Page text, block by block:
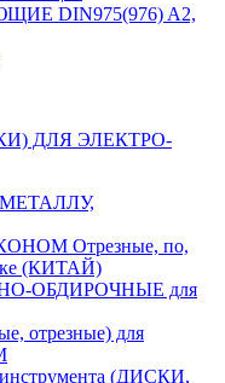
DIN975(976) A2,
ДЛЯ ЭЛЕКТРО-
Отрезные, по,
(КИТАЙ)
ОБДИРОЧНЫЕ для
отрезные) для
(ДИСКИ,